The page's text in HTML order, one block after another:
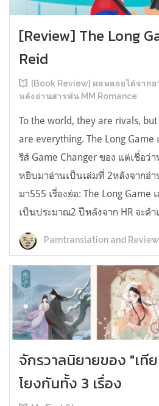
[Review] The Long
Reid
[Book Review] ผลพลอยได้จาก
หลังอ่านสารพัน MM Romance
To the world, they are rivals,
are everything. The Long
รีส์ Game Changer ของ แต่เชื่อว่
หยิบมาอ่านเป็นเล่มที่ 2หลังจากอ่า
มา555 เรื่องย่อ: The Long Game
เป็นประมาณ2 ปีหลังจาก HR จะดำ
Parntranslation and Review
จักรวาลนิยายของ "เที
โยงกันทั้ง 3 เรื่อง